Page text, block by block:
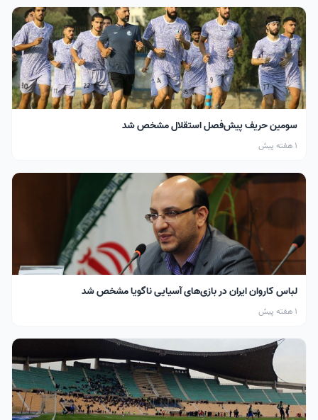
سومین حریف پیش‌فصل استقلال مشخص شد
1 هفته پیش
لباس کاروان ایران در بازی‌های آسیایی ناگویا مشخص شد
1 هفته پیش